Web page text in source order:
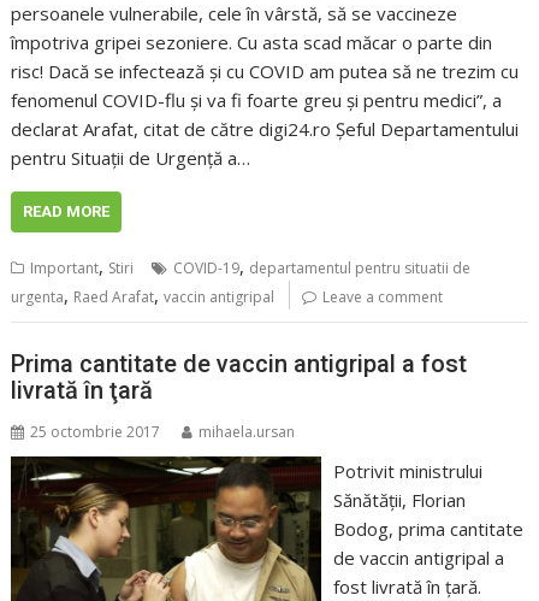
persoanele vulnerabile, cele în vârstă, să se vaccineze
împotriva gripei sezoniere. Cu asta scad măcar o parte din
risc! Dacă se infectează și cu COVID am putea să ne trezim cu
fenomenul COVID-flu și va fi foarte greu și pentru medici”, a
declarat Arafat, citat de către digi24.ro Șeful Departamentului
pentru Situații de Urgență a…
READ MORE
Important, Stiri COVID-19, departamentul pentru situatii de
urgenta, Raed Arafat,vaccin antigripal Leave a comment
Prima cantitate de vaccin antigripal a fost
livrată în ţară
25 octombrie 2017 mihaela.ursan
Potrivit ministrului
Sănătăţii, Florian
Bodog, prima cantitate
de vaccin antigripal a
fost livrată în ţară.